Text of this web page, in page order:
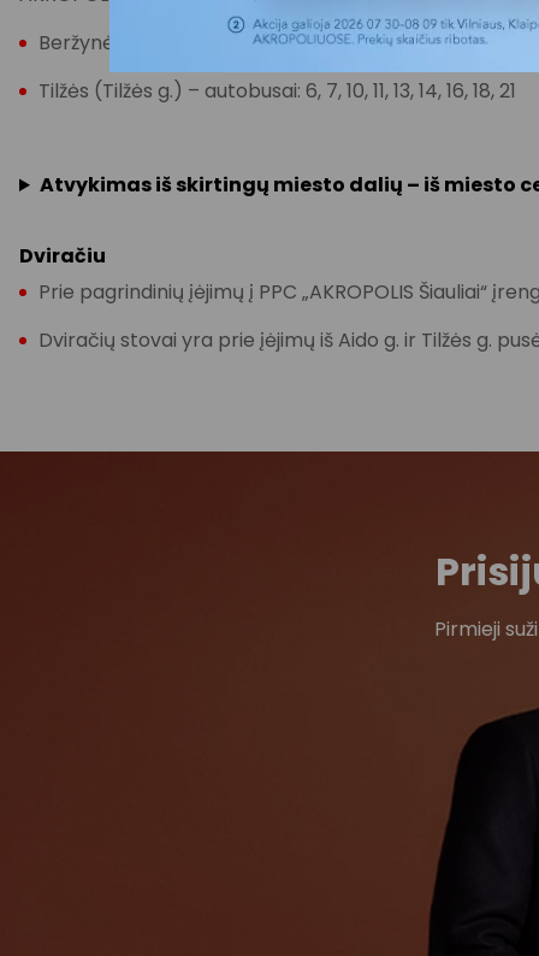
Beržynėlio (Gegužių g.) – autobusai: 6, 10, 10A, 11, 13, 14,
Tilžės (Tilžės g.) – autobusai: 6, 7, 10, 11, 13, 14, 16, 18, 21
Atvykimas iš skirtingų miesto dalių – iš miesto
Dviračiu
Prie pagrindinių įėjimų į PPC „AKROPOLIS Šiauliai“
Dviračių stovai yra prie įėjimų iš Aido g. ir Tilžės g.
Pirmieji